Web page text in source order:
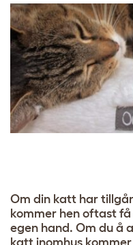
Om din katt har
kommer hen oftast
egen hand. Om du å